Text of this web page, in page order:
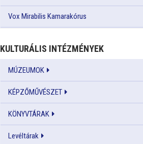
Vox Mirabilis Kamarakórus
KULTURÁLIS INTÉZMÉNYEK
MÚZEUMOK
KÉPZŐMŰVÉSZET
KÖNYVTÁRAK
Levéltárak